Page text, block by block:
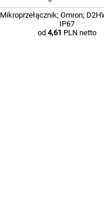
Mikroprzełącznik; Omron;
IP67
od 4,61 PLN netto